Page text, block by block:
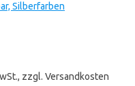
Silberfarben
zzgl. Versandkosten